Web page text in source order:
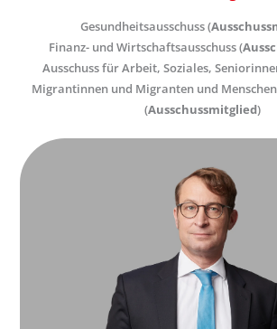
Gesundheitsausschuss (
Finanz- und Wirtschaftsausschuss (
Ausschuss für Arbeit, Soziales,
Migrantinnen und Migranten und
(Ausschussmitglied)